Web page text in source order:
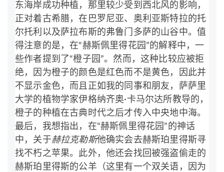
东海岸成功种植，那里较少受到西北风的影响，
正对着古希腊，在巴罗尼亚、奥利亚斯特拉的托
尔托利以及萨拉布斯的弗鲁门多萨的山谷中。值
得注意的是，在“赫斯佩里得花园”的解释中，一
些作者提到了“橙子园”。然而，这种比较应被拒
绝，因为橙子的颜色是红色而不是黄色，因此并
不显示金色，而且正如我的同事和朋友，萨萨里
大学的植物学家伊格纳齐奥·卡马尔达所教导的，
橙子的种植在古典时代之后才传入中央地中海。
最后，我想指出，在“赫斯佩里得花园”的神话
中，关于赫拉克勒斯他确实会去赫斯珀里得斯寻
找不朽之苹果。此外，他还会找回被强盗偷走的
赫斯珀里得斯的公羊（这里有一个双关语，因为